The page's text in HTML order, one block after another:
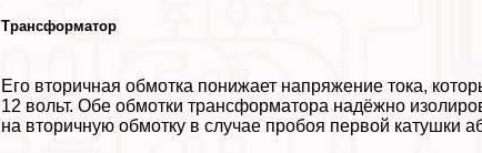
Tрaнcформатор
Его вторичная обмотка понижает напряжение тока,
12 вольт. Обе обмотки трaнcформатора надёжно
на вторичную обмотку в случае пробоя первой катушки